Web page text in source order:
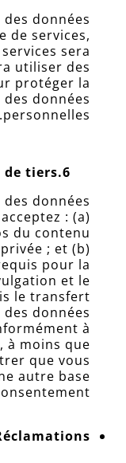
des données
de services,
sera
utiliser des
protéger la
données
personnelles.
6.bis.
de tiers
données
: (a)
du contenu
; et (b)
pour la
et le
le transfert
données
à
à moins que
que vous
autre base